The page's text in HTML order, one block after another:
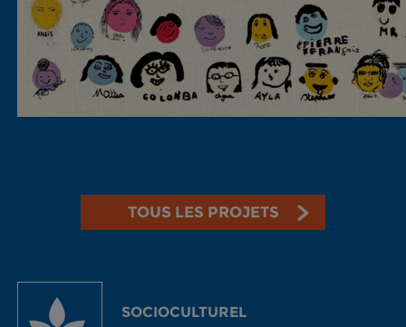
TOUS LES PROJETS
SOCIOCULTUREL